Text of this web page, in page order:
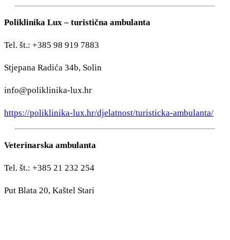
Poliklinika Lux – turistična ambulanta
Tel. št.: +385 98 919 7883
Stjepana Radića 34b, Solin
info@poliklinika-lux.hr
https://poliklinika-lux.hr/djelatnost/turisticka-ambulanta/
Veterinarska ambulanta
Tel. št.: +385 21 232 254
Put Blata 20, Kaštel Stari